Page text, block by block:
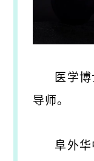
医学
导师。
阜外